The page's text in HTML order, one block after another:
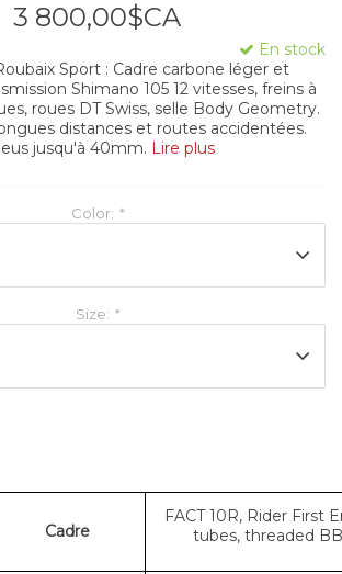
3 800,00$CA
En stock
Sport : Cadre carbone léger et
Shimano 105 12 vitesses, freins à
roues DT Swiss, selle Body Geometry.
distances et routes accidentées.
jusqu'à 40mm. Lire plus
Color: *
Size: *
Cadre
FACT 10R, Rider First
tubes, threaded